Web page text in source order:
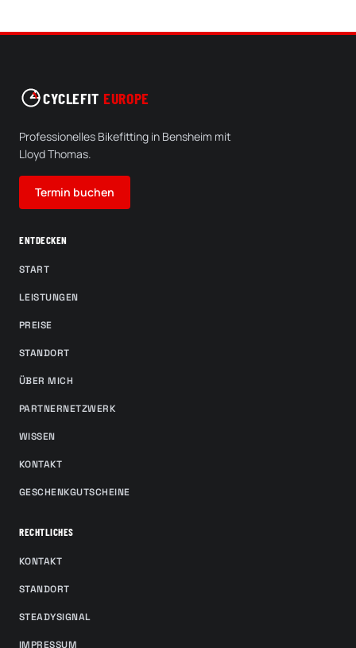
CYCLEFIT EUROPE
Professionelles Bikefitting in Bensheim mit
Lloyd Thomas.
Termin buchen
ENTDECKEN
START
LEISTUNGEN
PREISE
STANDORT
ÜBER MICH
PARTNERNETZWERK
WISSEN
KONTAKT
GESCHENKGUTSCHEINE
RECHTLICHES
KONTAKT
STANDORT
STEADYSIGNAL
IMPRESSUM